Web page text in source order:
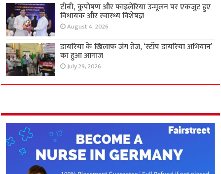
टीबी, कुपोषण और फाइलेरिया उन्मूलन पर एकजुट हुए
विधायक और स्वास्थ्य विशेषज्ञ
August 4, 2026
डायरिया के खिलाफ जंग तेज, ‘स्टॉप डायरिया अभियान’
का हुआ आगाज
July 29, 2026